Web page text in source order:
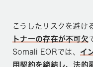
こうしたリスクを避け
トナーの存在が不可欠
Somali EORでは、 イ
用契約を締結し、法的